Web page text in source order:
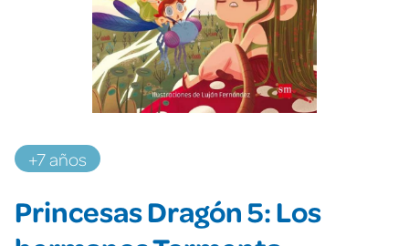
+7 años
Princesas Dragón 5: Los